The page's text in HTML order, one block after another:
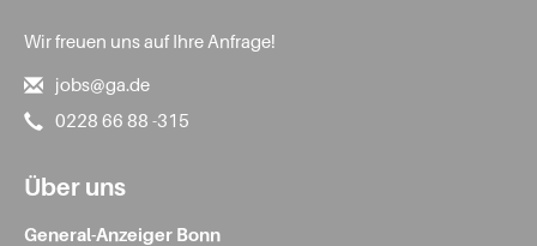
Wir freuen uns auf Ihre Anfrage!
jobs@ga.de
0228 66 88 -315
Über uns
General-Anzeiger Bonn